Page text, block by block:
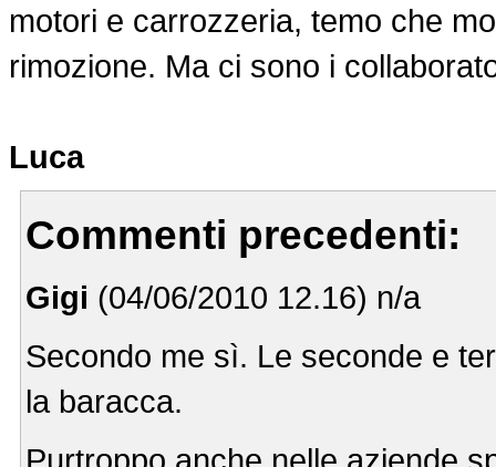
motori e carrozzeria, temo che
rimozione. Ma ci sono i
Luca
Commenti precedenti:
Gigi (04/06/2010 12.16) n/a
Secondo me sì. Le seconde e
la baracca.